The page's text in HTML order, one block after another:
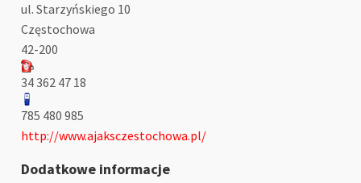
ul. Starzyńskiego 10
Częstochowa
42-200
34 362 47 18
785 480 985
http://www.ajaksczestochowa.pl/
Dodatkowe informacje